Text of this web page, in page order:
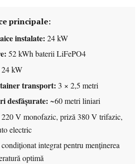
principale:
instalate: 24 kW
52 kWh baterii LiFePO4
24 kW
transport: 3 × 2,5 metri
desfășurate: ~60 metri liniari
V monofazic, priză 380 V trifazic,
electric
condiționat integrat pentru menținerea
optimă